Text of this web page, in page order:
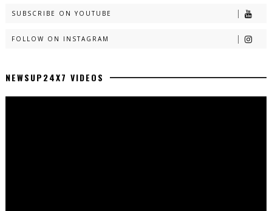
SUBSCRIBE ON YOUTUBE
FOLLOW ON INSTAGRAM
NEWSUP24X7 VIDEOS